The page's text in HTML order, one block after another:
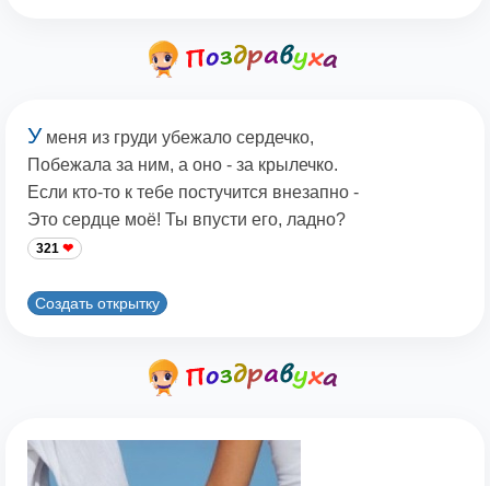
У меня из груди убежало сердечко,
Побежала за ним, а оно - за крылечко.
Если кто-то к тебе постучится внезапно -
Это сердце моё! Ты впусти его, ладно?
321
Создать открытку